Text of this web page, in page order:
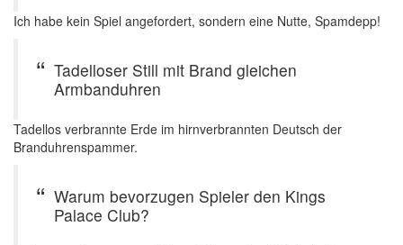
Ich habe kein Spiel angefordert, sondern eine Nutte, Spamdepp!
Tadelloser Still mit Brand gleichen
Armbanduhren
Tadellos verbrannte Erde im hirnverbrannten Deutsch der
Branduhrenspammer.
Warum bevorzugen Spieler den Kings
Palace Club?